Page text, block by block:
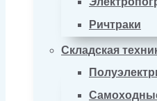
Ричтраки
Складская